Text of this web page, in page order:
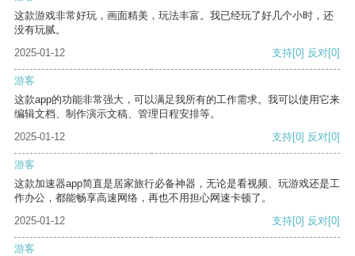
这款游戏非常好玩，画面精美，玩法丰富。我已经玩了好几个小时，还
没有玩腻。
2025-01-12
支持[0] 反对[0]
游客
这款app的功能非常强大，可以满足我所有的工作需求。我可以使用它来
编辑文档、制作演示文稿、管理日程安排等。
2025-01-12
支持[0] 反对[0]
游客
这款加速器app简直是居家旅行必备神器，无论是看视频、玩游戏还是工
作办公，都能畅享高速网络，再也不用担心网速卡顿了。
2025-01-12
支持[0] 反对[0]
游客